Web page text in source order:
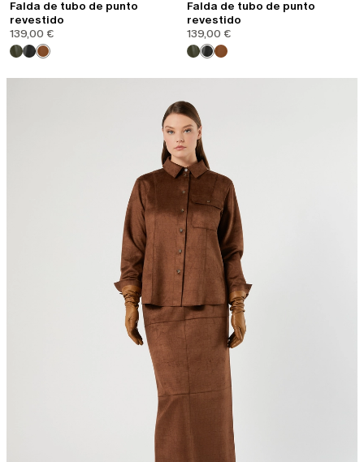
Falda de tubo de punto
revestido
139,00 €
Falda de tubo de punto
revestido
139,00 €